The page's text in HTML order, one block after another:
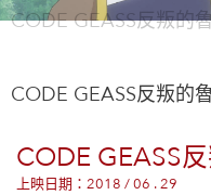
CODE GEASS反叛的
CODE GEASS反叛的
CODE GEASS
上映日期：2018 / 06 . 29